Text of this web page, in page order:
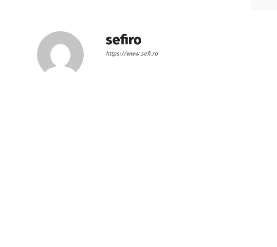
sefiro
https://www.sefi.ro